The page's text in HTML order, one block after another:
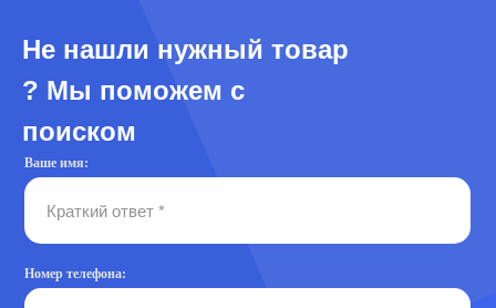
Не нашли нужный товар
? Мы поможем с
поиском
Ваше имя:
Номер телефона: